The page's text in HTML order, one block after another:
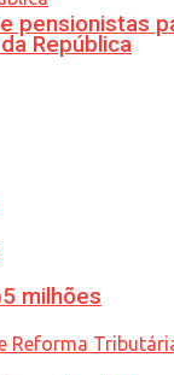
pensionistas
República
milhões